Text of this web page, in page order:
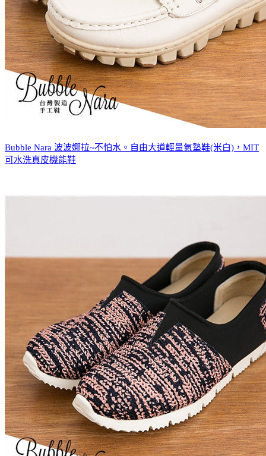
Bubble Nara 波波娜拉~不怕水。自由大道輕量氣墊鞋(米白)，MIT
可水洗真皮機能鞋